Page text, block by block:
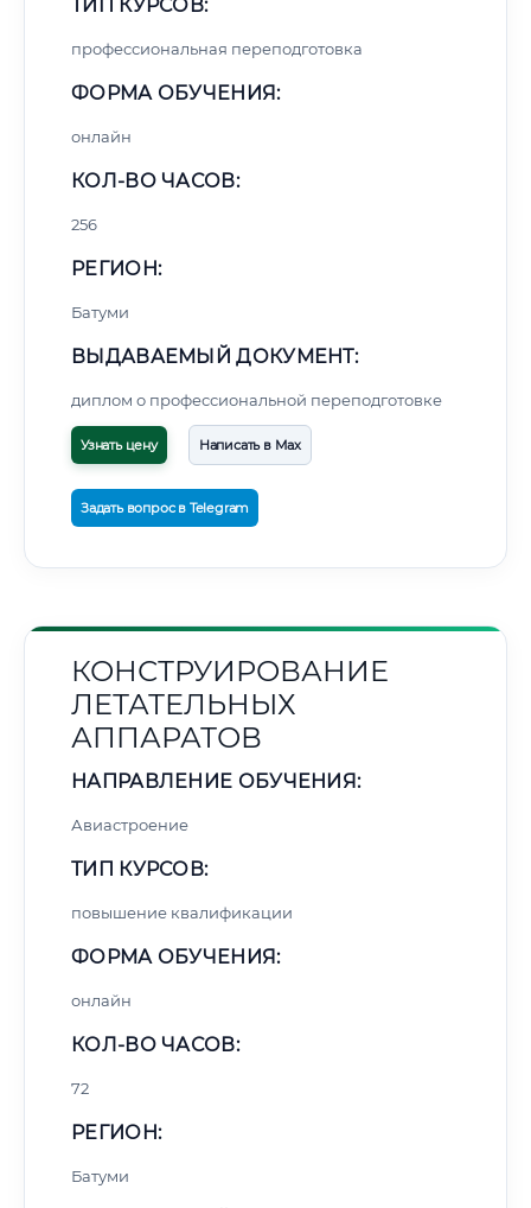
ТИП КУРСОВ:
профессиональная переподготовка
ФОРМА ОБУЧЕНИЯ:
онлайн
КОЛ-ВО ЧАСОВ:
256
РЕГИОН:
Батуми
ВЫДАВАЕМЫЙ ДОКУМЕНТ:
диплом о профессиональной переподготовке
Узнать цену Написать в Max
Задать вопрос в Telegram
КОНСТРУИРОВАНИЕ
ЛЕТАТЕЛЬНЫХ
АППАРАТОВ
НАПРАВЛЕНИЕ ОБУЧЕНИЯ:
Авиастроение
ТИП КУРСОВ:
повышение квалификации
ФОРМА ОБУЧЕНИЯ:
онлайн
КОЛ-ВО ЧАСОВ:
72
РЕГИОН:
Батуми